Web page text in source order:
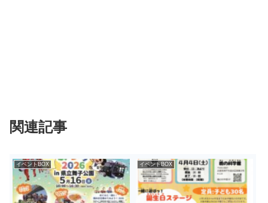
関連記事
イベントBOX イベントBOX